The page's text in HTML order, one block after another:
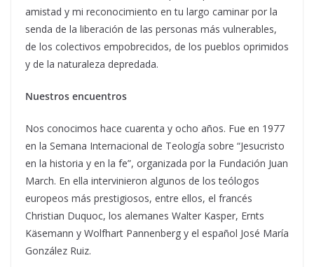
amistad y mi reconocimiento en tu largo caminar por la
senda de la liberación de las personas más vulnerables,
de los colectivos empobrecidos, de los pueblos oprimidos
y de la naturaleza depredada.
Nuestros encuentros
Nos conocimos hace cuarenta y ocho años. Fue en 1977
en la Semana Internacional de Teología sobre “Jesucristo
en la historia y en la fe”, organizada por la Fundación Juan
March. En ella intervinieron algunos de los teólogos
europeos más prestigiosos, entre ellos, el francés
Christian Duquoc, los alemanes Walter Kasper, Ernts
Käsemann y Wolfhart Pannenberg y el español José María
González Ruiz.